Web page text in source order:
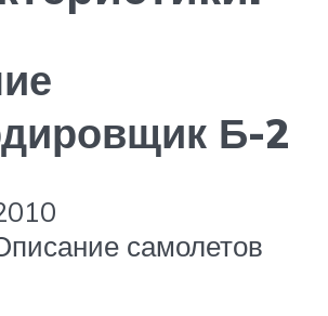
Б-2
самолетов